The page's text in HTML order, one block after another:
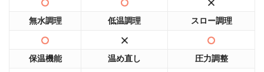
無水調理 低温調理 スロー調理
保温機能 温め直し 圧力調整